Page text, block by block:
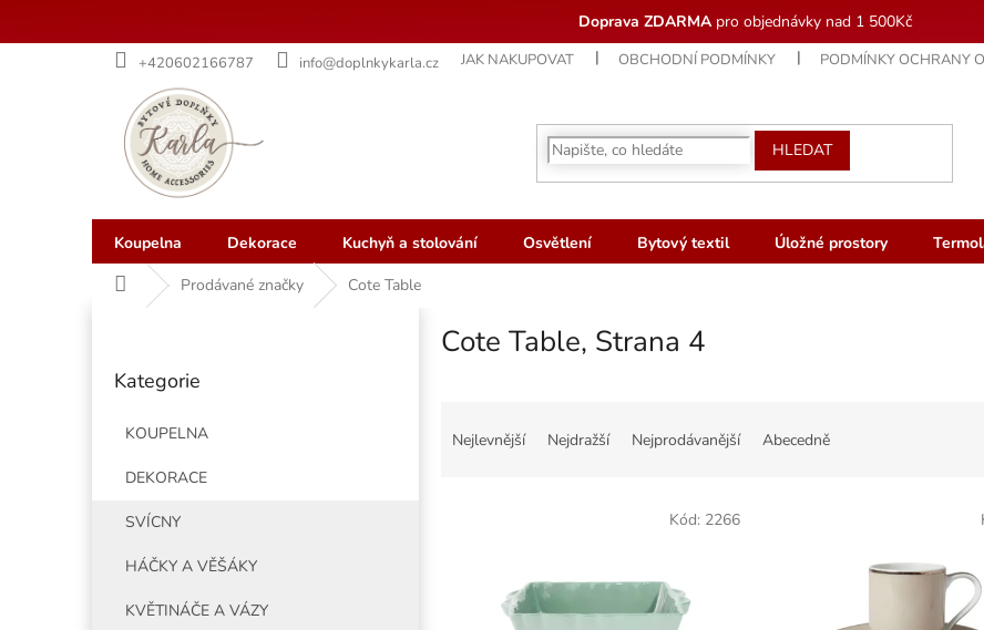
Doprava ZDARMApro objednávky nad 1 500Kč
+420602166787 info@doplnkykarla.cz JAK NAKUPOVAT OBCHODNÍ PODMÍNKY PODMÍNKY OCHRANY
HLEDAT
Koupelna Dekorace Kuchyň a stolování Osvětlení Bytový textil Úložné prostory
Domů Prodávané značky Cote Table
kategorie
Kategorie
KOUPELNA
DEKORACE
SVÍCNY
HÁČKY A VĚŠÁKY
KVĚTINÁČE A VÁZY
Cote Table, Strana 4
Nejlevnější Nejdražší Nejprodávanější Abecedně
Kód: 2266